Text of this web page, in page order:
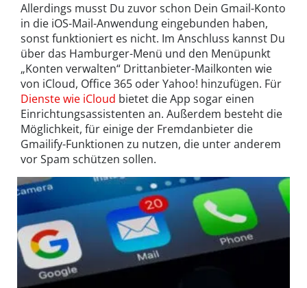
Allerdings musst Du zuvor schon Dein Gmail-Konto
in die iOS-Mail-Anwendung eingebunden haben,
sonst funktioniert es nicht. Im Anschluss kannst Du
über das Hamburger-Menü und den Menüpunkt
„Konten verwalten“ Drittanbieter-Mailkonten wie
von iCloud, Office 365 oder Yahoo! hinzufügen. Für
Dienste wie iCloud bietet die App sogar einen
Einrichtungsassistenten an. Außerdem besteht die
Möglichkeit, für einige der Fremdanbieter die
Gmailify-Funktionen zu nutzen, die unter anderem
vor Spam schützen sollen.